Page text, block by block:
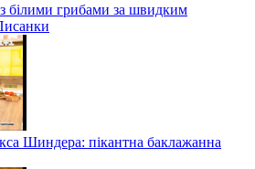
білими грибами за швидким
Шиндера: пікантна баклажанна